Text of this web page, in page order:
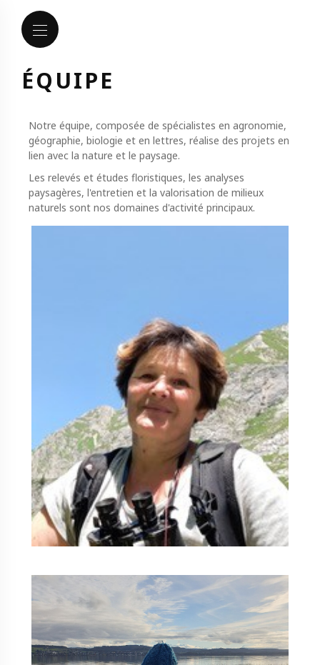
ÉQUIPE
Notre équipe, composée de spécialistes en agronomie,
géographie, biologie et en lettres, réalise des projets en
lien avec la nature et le paysage.
Les relevés et études floristiques, les analyses
paysagères, l'entretien et la valorisation de milieux
naturels sont nos domaines d'activité principaux.